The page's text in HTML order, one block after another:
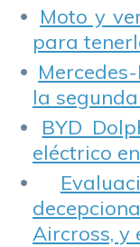
Moto y
para
la
BYD
eléctrico
Aircross, y